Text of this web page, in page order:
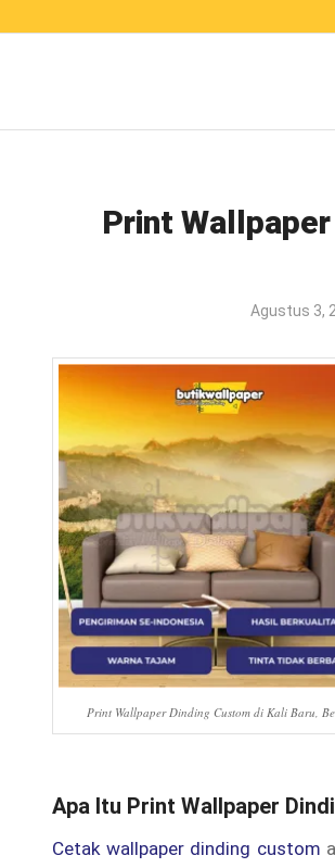
Print
Agustus 3,
Print Wallpaper Dinding Custom di Kali Baru,
Apa Itu Print Wallpaper
Cetak wallpaper dinding custom